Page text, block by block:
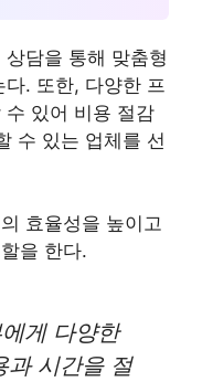
담을 통해 맞춤형
. 또한, 다양한 프
수 있어 비용 절감
수 있는 업체를 선
효율성을 높이고
을 한다.
게 다양한
과 시간을 절